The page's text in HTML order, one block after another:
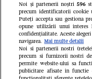
Noi și partenerii noștri 596
precum identificatorii cookie
Puteți accepta sau gestiona
opune utilizării unui
confidențialitate. Aceste
navigarea. Mai multe detalii
Noi si partenerii nostri
precum si furnizorii nostri
permite website-ului sa
publicitare afisate in